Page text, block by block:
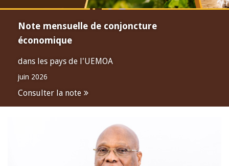
Note mensuelle de conjoncture
économique
dans les pays de l'UEMOA
juin 2026
Consulter la note